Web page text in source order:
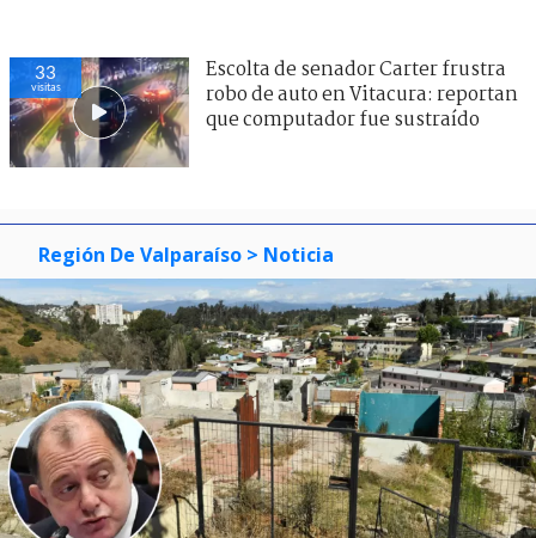
33
visitas
Escolta de senador Carter frustra
robo de auto en Vitacura: reportan
que computador fue sustraído
Región De Valparaíso > Noticia